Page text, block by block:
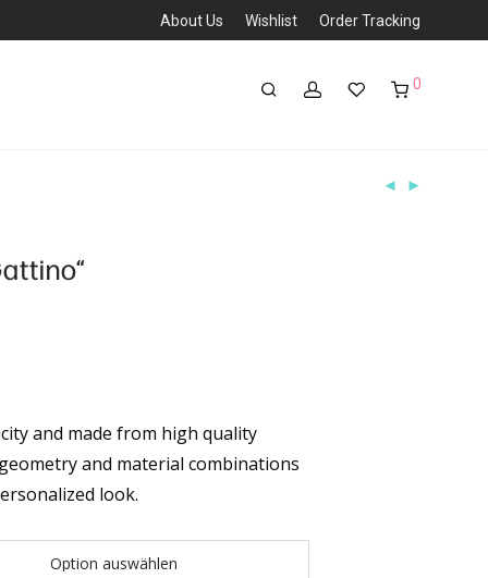
About Us Wishlist Order Tracking
0
and made from high quality
and material combinations
look.